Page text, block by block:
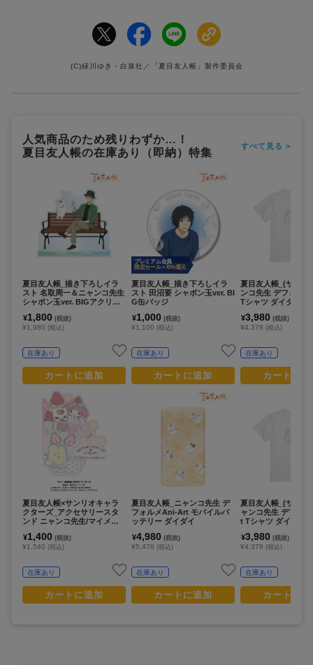
(C)緑川ゆき・白泉社／「夏目友人帳」製作委員会
人気商品のため残りわずか…！
夏目友人帳の在庫あり（即納）特集
すべて見る >
夏目友人帳_描き下ろしイラ
スト 名取周一＆ニャンコ先生
シャボン玉ver. BIGアクリル
¥1,800 (税抜)
¥1,980 (税込)
在庫あり
カートに追加
夏目友人帳×サンリオキャラ
クターズ_アクセサリースタ
ンド ニャンコ先生/マイメロ
¥1,400 (税抜)
¥1,540 (税込)
在庫あり
カートに追加
プレミアム会員
限定セール +70%還元
夏目友人帳_描き下ろしイラ
スト 田沼要 シャボン玉ver. BI
G缶バッジ
¥1,000 (税抜)
¥1,100 (税込)
在庫あり
カートに追加
夏目友人帳_ニャンコ先生 デ
フォルメAni-Art モバイルバ
ッテリー ダイダイ
¥4,980 (税抜)
¥5,478 (税込)
在庫あり
カートに追加
夏目友人帳_(サイズ
ンコ先生 デフォル
Tシャツ ダイダイメ
¥3,980 (税抜)
¥4,378 (税込)
在庫あり
カートに
夏目友人帳_(サイズ/
ャンコ先生 デフォ
t Tシャツ ダイダイ
¥3,980 (税抜)
¥4,378 (税込)
在庫あり
カートに